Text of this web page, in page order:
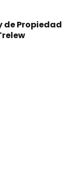
de Propiedad